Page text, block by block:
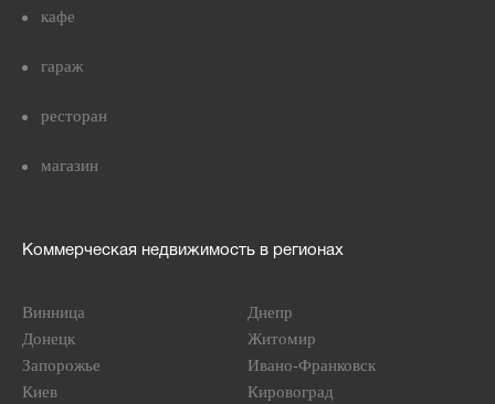
кафе
гараж
ресторан
магазин
Коммерческая недвижимость в регионах
Винница
Днепр
Донецк
Житомир
Запорожье
Ивано-Франковск
Киев
Кировоград